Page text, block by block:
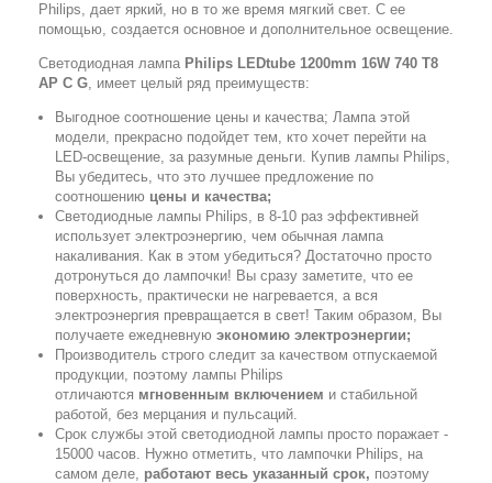
Philips, дает яркий, но в то же время мягкий свет. С ее
помощью, создается основное и дополнительное освещение.
Светодиодная лампа Philips LEDtube 1200mm 16W 740 T8
AP C G, имеет целый ряд преимуществ:
Выгодное соотношение цены и качества; Лампа этой
модели, прекрасно подойдет тем, кто хочет перейти на
LED-освещение, за разумные деньги. Купив лампы Philips,
Вы убедитесь, что это лучшее предложение по
соотношению цены и качества;
Светодиодные лампы Philips, в 8-10 раз эффективней
использует электроэнергию, чем обычная лампа
накаливания. Как в этом убедиться? Достаточно просто
дотронуться до лампочки! Вы сразу заметите, что ее
поверхность, практически не нагревается, а вся
электроэнергия превращается в свет! Таким образом, Вы
получаете ежедневную экономию электроэнергии;
Производитель строго следит за качеством отпускаемой
продукции, поэтому лампы Philips
отличаются мгновенным включением и стабильной
работой, без мерцания и пульсаций.
Срок службы этой светодиодной лампы просто поражает -
15000 часов. Нужно отметить, что лампочки Philips, на
самом деле, работают весь указанный срок, поэтому